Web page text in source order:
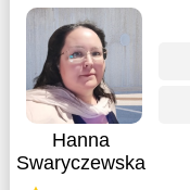
Hanna
Swaryczewska